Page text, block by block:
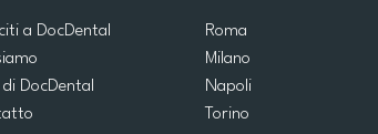
a DocDental
di DocDental
Roma
Milano
Napoli
Torino